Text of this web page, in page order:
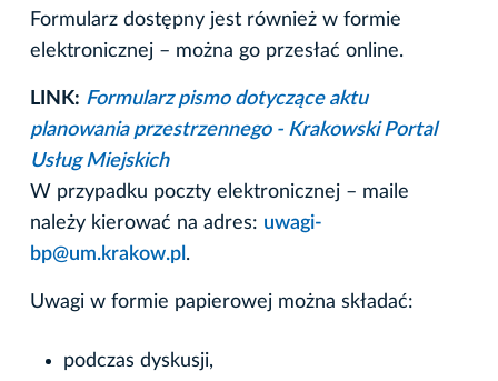
Formularz dostępny jest również w formie
elektronicznej – można go przesłać online.
LINK: Formularz pismo dotyczące aktu
planowania przestrzennego - Krakowski Portal
Usług Miejskich
W przypadku poczty elektronicznej – maile
należy kierować na adres: uwagi-
bp@um.krakow.pl .
Uwagi w formie papierowej można składać:
podczas dyskusji,